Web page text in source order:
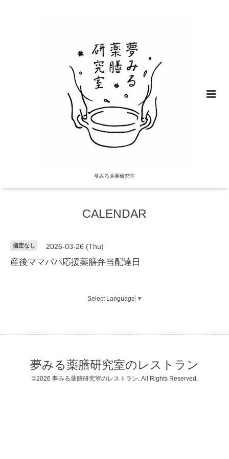
夢みる薬膳研究室
CALENDAR
指定なし 2026-03-26 (Thu)
産後ママパパ応援薬膳弁当配達日
Select Language ▼
夢みる薬膳研究室のレストラン
©2026 夢みる薬膳研究室のレストラン. All Rights Reserved.